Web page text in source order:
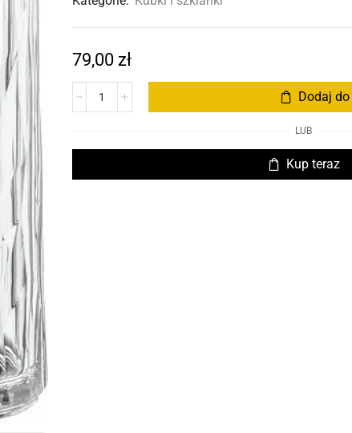
79,00 zł
Dodaj
LUB
Kup teraz